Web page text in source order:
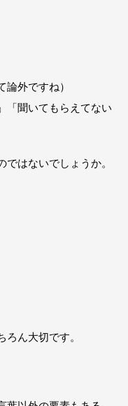
論外ですね）
「聞いてもらえてない
はないでしょうか。
ん大切です。